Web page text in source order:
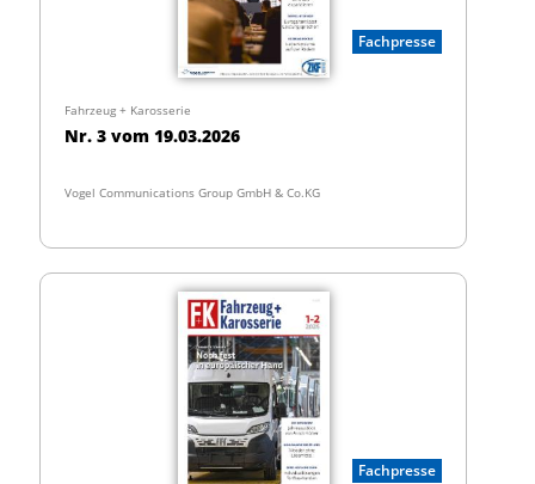
Fachpresse
Fahrzeug + Karosserie
Nr. 3 vom 19.03.2026
Vogel Communications Group GmbH & Co.KG
Fachpresse